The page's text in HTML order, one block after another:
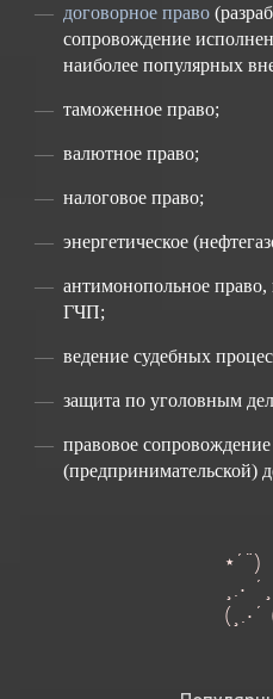
договорное право
сопровождение
наиболее популярных
таможенное право;
валютное право;
налоговое право;
энергетическое
антимонопольное право,
ГЧП;
ведение судебных
защита по уголовным
правовое сопровождение
(предпринимательской)
*´¨)
¸.•